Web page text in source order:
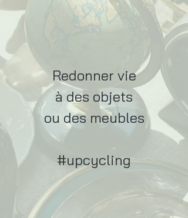
Redonner vie
à des objets
ou des meubles
#upcycling